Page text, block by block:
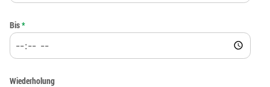
Bis*
Wiederholung